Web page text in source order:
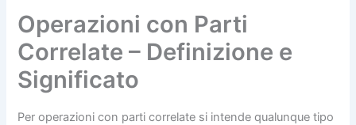
Operazioni con Parti
Correlate – Definizione e
Significato
Per operazioni con parti correlate si intende qualunque tipo